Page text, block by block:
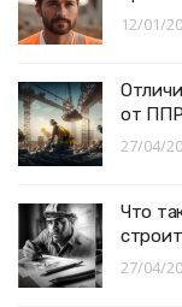
12/01/
от
27/04/
Что
27/04/